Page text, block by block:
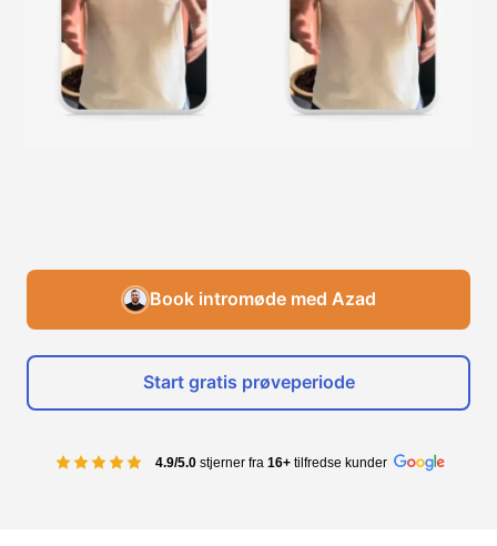
Book intromøde med Azad
Start gratis prøveperiode
4.9/5.0 stjerner fra 16+ tilfredse kunder